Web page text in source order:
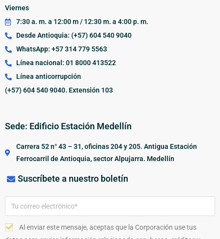
Viernes
7:30 a. m. a 12:00 m / 12:30 m. a 4:00 p. m.
Desde Antioquia: (+57) 604 540 9040
WhatsApp: +57 314 779 5563
Línea nacional: 01 8000 413522
Línea anticorrupción
(+57) 604 540 9040. Extensión 103
Sede: Edificio Estación Medellín
Carrera 52 n° 43 – 31, oficinas 204 y 205. Antigua Estación
Ferrocarril de Antioquia, sector Alpujarra. Medellín
Suscríbete a nuestro boletín
Al enviar este mensaje, aceptas que la Corporación use tus